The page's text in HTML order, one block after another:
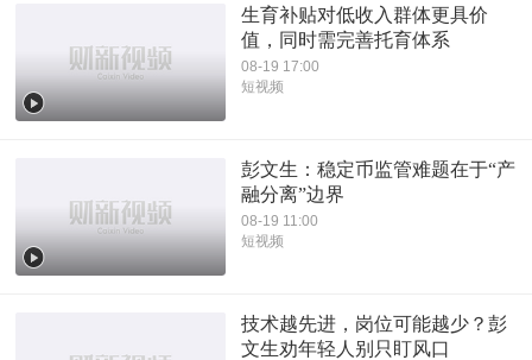
生育补贴对低收入群体更具价
值，同时需完善托育体系
08-19 17:00
短视频
彭文生：稳定币监管难题在于“产
融分离”边界
08-19 11:00
短视频
技术越先进，岗位可能越少？彭
文生劝年轻人别只盯风口